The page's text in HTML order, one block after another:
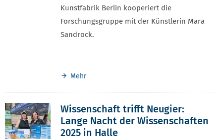
Kunstfabrik Berlin kooperiert die
Forschungsgruppe mit der Künstlerin Mara
Sandrock.
Mehr
Wissenschaft trifft Neugier:
Lange Nacht der Wissenschaften
2025 in Halle